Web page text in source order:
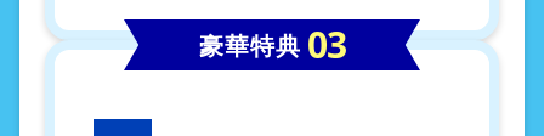
豪華特典